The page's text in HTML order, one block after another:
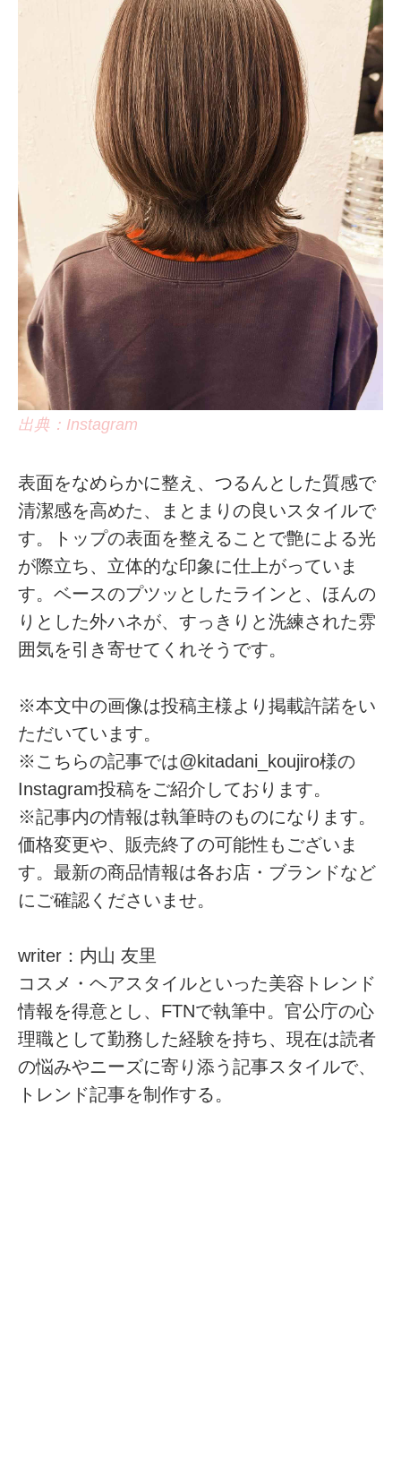
出典：Instagram
表面をなめらかに整え、つるんとした質感で
清潔感を高めた、まとまりの良いスタイルで
す。トップの表面を整えることで艶による光
が際立ち、立体的な印象に仕上がっていま
す。ベースのプツッとしたラインと、ほんの
りとした外ハネが、すっきりと洗練された雰
囲気を引き寄せてくれそうです。
※本文中の画像は投稿主様より掲載許諾をい
ただいています。
※こちらの記事では@kitadani_koujiro様の
Instagram投稿をご紹介しております。
※記事内の情報は執筆時のものになります。
価格変更や、販売終了の可能性もございま
す。最新の商品情報は各お店・ブランドなど
にご確認くださいませ。
writer：内山 友里
コスメ・ヘアスタイルといった美容トレンド
情報を得意とし、FTNで執筆中。官公庁の心
理職として勤務した経験を持ち、現在は読者
の悩みやニーズに寄り添う記事スタイルで、
トレンド記事を制作する。